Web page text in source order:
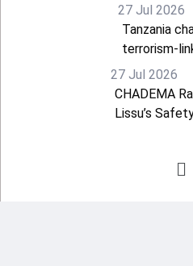
27 Jul 2026
Tanzania
terrorism-
27 Jul 2026
CHADEMA
Lissu’s